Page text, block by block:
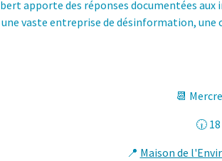
apporte des réponses documentées
vaste entreprise de désinformation,
📆
🕡
📍 Maison de